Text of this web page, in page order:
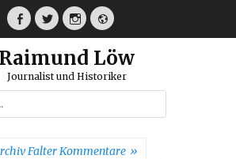
Facebook
TwitterInstagramWebseite
Raimund Löw
Journalist und Historiker
Falter Kommentare »